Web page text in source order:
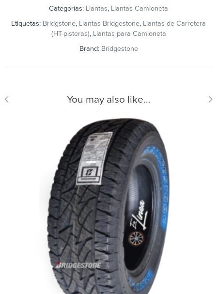
Categorías: Llantas, Llantas Camioneta
Etiquetas: Bridgstone, Llantas Bridgestone, Llantas de Carretera
(HT-pisteras), Llantas para Camioneta
Brand: Bridgestone
You may also like…